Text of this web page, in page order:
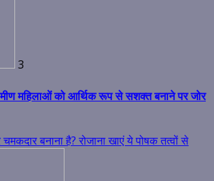
3
महिलाओं को आर्थिक रूप से सशक्त बनाने पर जोर
बनाना है? रोजाना खाएं ये पोषक तत्वों से